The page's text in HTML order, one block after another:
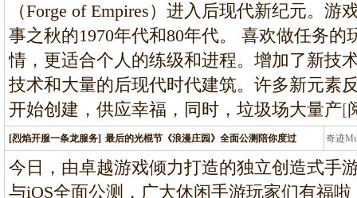
（Forge of Empires）进入后现代新纪元。
事之秋的1970年代和80年代。 喜欢做任务
情，更适合个人的练级和进程。增加了新技
技术和大量的后现代时代建筑。许多新元素
开始创建，供应幸福，同时，垃圾场大量产[
[烈焰开服一条龙服务] 最后的光棍节《浪漫庄园》全面公测陪你度过 奇迹
条
今日，由卓越游戏倾力打造的独立创造式手
与iOS全面公测，广大休闲手游玩家们有福